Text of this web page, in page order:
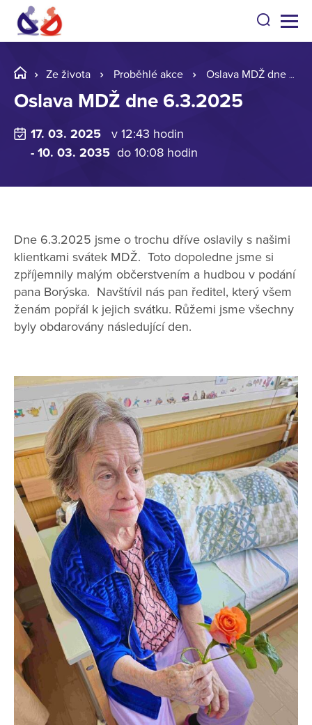
Ze života Proběhlé akce Oslava MDŽ dne 6.3.2025
Oslava MDŽ dne 6.3.2025
17. 03. 2025
v 12:43 hodin
- 10. 03. 2035 do 10:08 hodin
Dne 6.3.2025 jsme o trochu dříve oslavily s našimi
klientkami svátek MDŽ. Toto dopoledne jsme si
zpříjemnily malým občerstvením a hudbou v podání
pana Borýska. Navštívil nás pan ředitel, který všem
ženám popřál k jejich svátku. Růžemi jsme všechny
byly obdarovány následující den.